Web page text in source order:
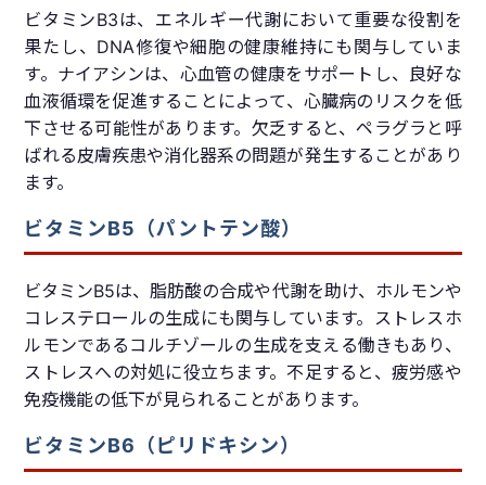
ビタミンB3は、エネルギー代謝において重要な役割を
果たし、DNA修復や細胞の健康維持にも関与していま
す。ナイアシンは、心血管の健康をサポートし、良好な
血液循環を促進することによって、心臓病のリスクを低
下させる可能性があります。欠乏すると、ペラグラと呼
ばれる皮膚疾患や消化器系の問題が発生することがあり
ます。
ビタミンB5（パントテン酸）
ビタミンB5は、脂肪酸の合成や代謝を助け、ホルモンや
コレステロールの生成にも関与しています。ストレスホ
ルモンであるコルチゾールの生成を支える働きもあり、
ストレスへの対処に役立ちます。不足すると、疲労感や
免疫機能の低下が見られることがあります。
ビタミンB6（ピリドキシン）